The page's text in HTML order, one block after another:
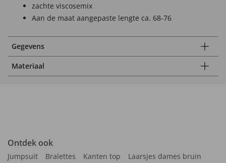
zachte viscosemix
Aan de maat aangepaste lengte ca. 68-76
Gegevens
Materiaal
Ontdek ook
Jumpsuit Bralettes Kanten top
Laarsjes dames bruin